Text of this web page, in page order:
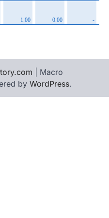
| Macro
by WordPress.